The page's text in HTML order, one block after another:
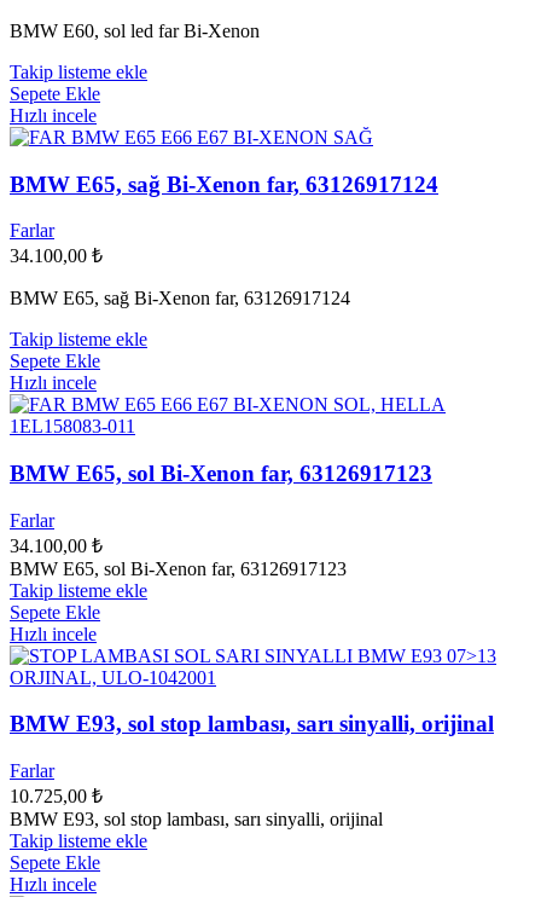
BMW E60, sol led far Bi-Xenon
Takip listeme ekle
Sepete Ekle
Hızlı incele
BMW E65, sağ Bi-Xenon far, 63126917124
Farlar
34.100,00 ₺
BMW E65, sağ Bi-Xenon far, 63126917124
Takip listeme ekle
Sepete Ekle
Hızlı incele
BMW E65, sol Bi‑Xenon far, 63126917123
Farlar
34.100,00 ₺
BMW E65, sol Bi‑Xenon far, 63126917123
Takip listeme ekle
Sepete Ekle
Hızlı incele
BMW E93, sol stop lambası, sarı sinyalli, orijinal
Farlar
10.725,00 ₺
BMW E93, sol stop lambası, sarı sinyalli, orijinal
Takip listeme ekle
Sepete Ekle
Hızlı incele